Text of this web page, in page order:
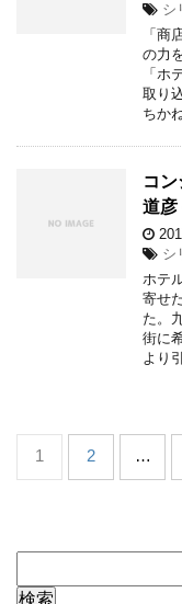
シ
「商
の力
「ホ
取り
ちか
コ
道彦
シ
ホテ
寄せ
た。
街に
より
1 2 …